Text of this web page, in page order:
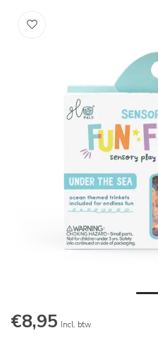
€8,95 Incl. btw